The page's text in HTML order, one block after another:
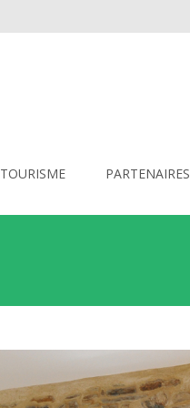
TOURISME PARTENAIRES